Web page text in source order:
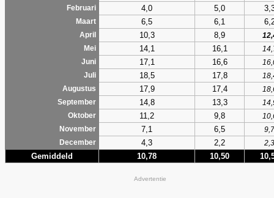
Februari 4,0 5,0
Maart 6,5 6,1
April 10,3 8,9
Mei
14,1 16,1
Juni
17,1 16,6
Juli
18,5 17,8
Augustus
17,9 17,4
September
14,8 13,3
Oktober
11,2 9,8
November
7,1 6,5
9,7
December
4,3 2,2 2,3
Gemiddeld 10,78 10,50
Advertentie